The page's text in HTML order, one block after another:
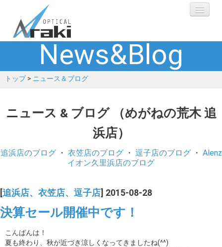
選ばれる理由
ブランド
ショップ
お客さまの声
ギャラリー
News&Blog
トップ> ニュース＆ブログ
ニュース & ブログ （めがねの荒木 追
浜店）
追浜店のブログ・ 衣笠店のブログ・ 逗子店のブログ・ Alenz
イオン久里浜店のブログ
追浜店、衣笠店、逗子店 ] 2015-08-28
決算セール開催中です！
こんばんは！
夏も終わり、秋が近づき涼しくなってきましたね(^^)